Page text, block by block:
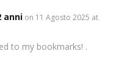
anni on 11 Agosto 2025 at
to my bookmarks! .